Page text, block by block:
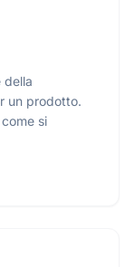
della
un prodotto.
si